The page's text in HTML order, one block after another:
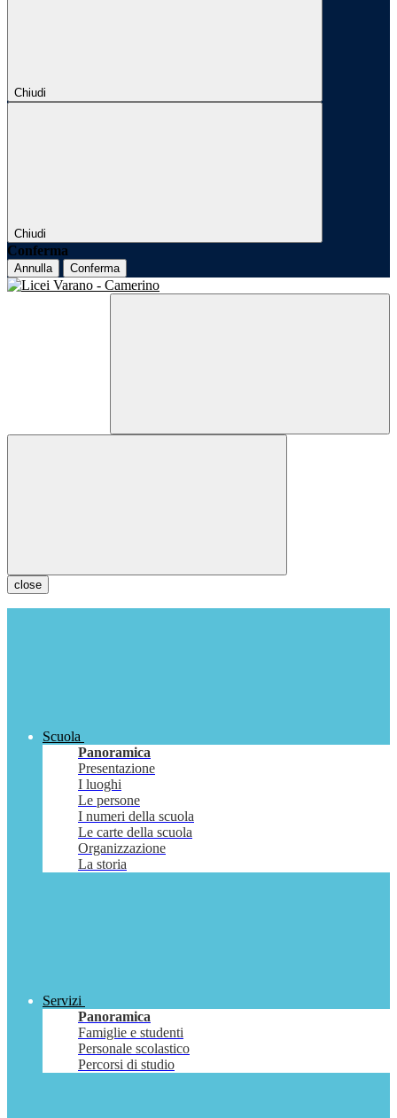
Chiudi
Chiudi
Conferma
Annulla Conferma
close
Scuola
Panoramica
Presentazione
I luoghi
Le persone
I numeri della scuola
Le carte della scuola
Organizzazione
La storia
Servizi
Panoramica
Famiglie e studenti
Personale scolastico
Percorsi di studio